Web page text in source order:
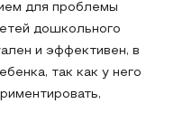
для проблемы
дошкольного
и эффективен, в
так как у него